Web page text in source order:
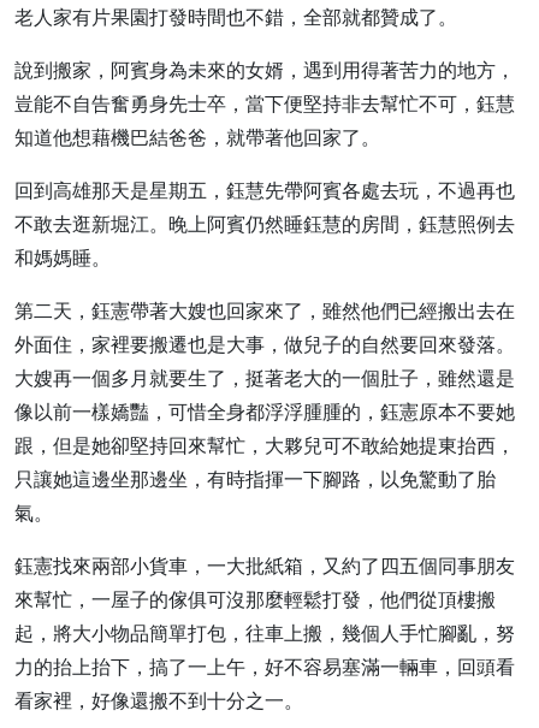
老人家有片果園打發時間也不錯，全部就都贊成了。
說到搬家，阿賓身為未來的女婿，遇到用得著苦力的地方，
豈能不自告奮勇身先士卒，當下便堅持非去幫忙不可，鈺慧
知道他想藉機巴結爸爸，就帶著他回家了。
回到高雄那天是星期五，鈺慧先帶阿賓各處去玩，不過再也
不敢去逛新堀江。晚上阿賓仍然睡鈺慧的房間，鈺慧照例去
和媽媽睡。
第二天，鈺憲帶著大嫂也回家來了，雖然他們已經搬出去在
外面住，家裡要搬遷也是大事，做兒子的自然要回來發落。
大嫂再一個多月就要生了，挺著老大的一個肚子，雖然還是
像以前一樣嬌豔，可惜全身都浮浮腫腫的，鈺憲原本不要她
跟，但是她卻堅持回來幫忙，大夥兒可不敢給她提東抬西，
只讓她這邊坐那邊坐，有時指揮一下腳路，以免驚動了胎
氣。
鈺憲找來兩部小貨車，一大批紙箱，又約了四五個同事朋友
來幫忙，一屋子的傢俱可沒那麼輕鬆打發，他們從頂樓搬
起，將大小物品簡單打包，往車上搬，幾個人手忙腳亂，努
力的抬上抬下，搞了一上午，好不容易塞滿一輛車，回頭看
看家裡，好像還搬不到十分之一。